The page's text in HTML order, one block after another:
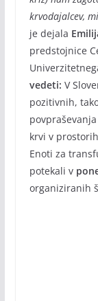
krvodajalcev,
je dejala
predstojnice
vedeti: V
pozitivnih,
krvi v
Enoti za
potekali v
organiziranih